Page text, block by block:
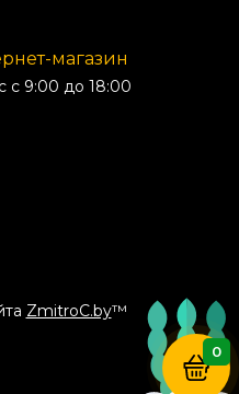
магазин
с 9:00 до 18:00
ZmitroC.by™
0